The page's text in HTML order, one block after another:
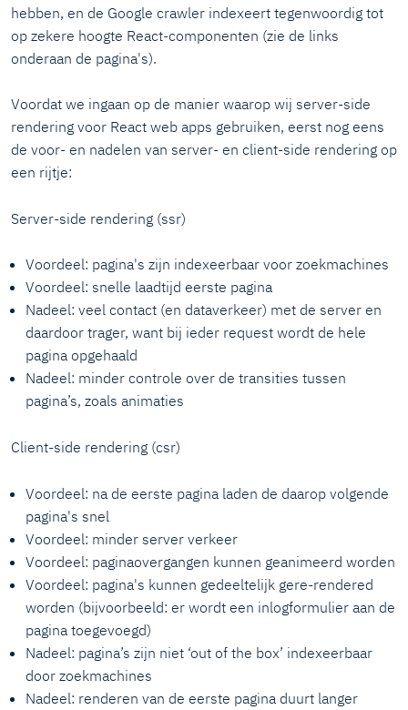
hebben, en de Google crawler indexeert tegenwoordig tot
op zekere hoogte React-componenten (zie de links
onderaan de pagina's).
Voordat we ingaan op de manier waarop wij server-side
rendering voor React web apps gebruiken, eerst nog eens
de voor- en nadelen van server- en client-side rendering op
een rijtje:
Server-side rendering (ssr)
Voordeel: pagina's zijn indexeerbaar voor zoekmachines
Voordeel: snelle laadtijd eerste pagina
Nadeel: veel contact (en dataverkeer) met de server en
daardoor trager, want bij ieder request wordt de hele
pagina opgehaald
Nadeel: minder controle over de transities tussen
pagina’s, zoals animaties
Client-side rendering (csr)
Voordeel: na de eerste pagina laden de daarop volgende
pagina's snel
Voordeel: minder server verkeer
Voordeel: paginaovergangen kunnen geanimeerd worden
Voordeel: pagina's kunnen gedeeltelijk gere-rendered
worden (bijvoorbeeld: er wordt een inlogformulier aan de
pagina toegevoegd)
Nadeel: pagina’s zijn niet ‘out of the box’ indexeerbaar
door zoekmachines
Nadeel: renderen van de eerste pagina duurt langer